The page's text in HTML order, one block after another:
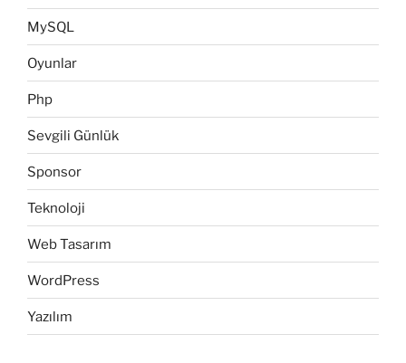
MySQL
Oyunlar
Php
Sevgili Günlük
Sponsor
Teknoloji
Web Tasarım
WordPress
Yazılım